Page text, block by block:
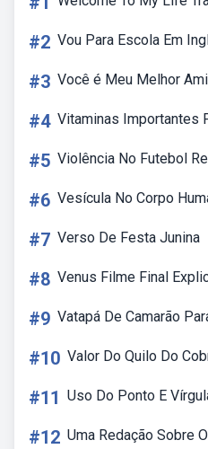
#2 Vou Para Escola Em
#3 Você é Meu Melhor
#4 Vitaminas Importantes
#5 Violência No Futebol
#6 Vesícula No Corpo
#7 Verso De Festa Junina
#8 Venus Filme Final
#9 Vatapá De Camarão
#10 Valor Do Quilo Do
#11 Uso Do Ponto E
#12 Uma Redação Sobre